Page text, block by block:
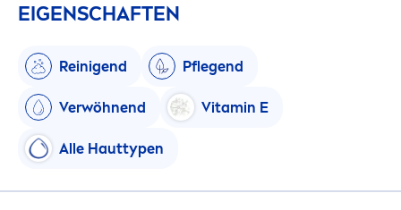
EIGENSCHAFTEN
Reinigend Pflegend
Verwöhnend Vitamin E
Alle Hauttypen